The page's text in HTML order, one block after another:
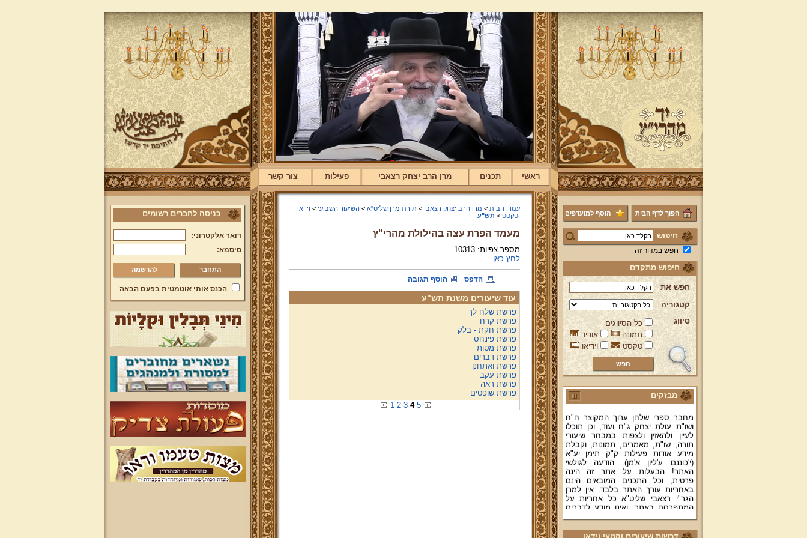
ראשי תכנים מרן הרב יצחק רצאבי פעילות צור קשר
הפוך לדף הבית הוסף למועדפים
חיפוש
חפש במדור זה
חיפוש מתקדם
חפש את
קטגוריה
סיווג
כל הסיווגים
תמונה
אודיו
טקסט
וידיאו
מבזקים
ברוכים הבאים לאתר מהרי"ץ
יד מהרי"ץ - פורטל תורני למורשת יהדות
תימן, האתר הרשמי להנצחת מורשתו
של גאון רבני תימן ותפארתם מהרי"ץ
זצוק"ל. באתר תמצאו גם תכנים תורניים
והלכתיים רבים של מרן הגאון הרב יצחק
רצאבי שליט"א - פוסק עדת תימן,
מחבר ספרי שלחן ערוך המקוצר ח"ח
ושו"ת עולת יצחק ג"ח ועוד, וכן תוכלו
לעיין ולהאזין ולצפות במבחר שיעורי
תורה, שו"ת, מאמרים, תמונות, וקבלת
מידע אודות פעילות ק"ק תימן יע"א
(י'כוננם ע'ליון א'מן). הודעה לגולשי
האתר! הבעלות על אתר זה הינה
פרטית, וכל התכנים המובאים הינם
באחריות עורך האתר בלבד. אין למרן
הגר"י רצאבי שליט"א כל אחריות על
המתפרסם באתר, ואינו מודע לדברים
המפורסמים בו.
קווים לדמותו של מהרי"ץ זצוק"ל
עמוד הבית > מרן הרב יצחק רצאבי > תורת מרן שליט"א > השיעור השבועי > וידאו
וטקסט > תש"ע
מעמד הפרת עצה בהילולת מהרי"ץ
מספר צפיות: 10313
לחץ כאן
הדפס הוסף תגובה
עוד שיעורים משנת תש"ע
פרשת שלח לך
פרשת קרח
פרשת חקת - בלק
פרשת פינחס
פרשת מטות
פרשת דברים
פרשת ואתחנן
פרשת עקב
פרשת ראה
פרשת שופטים
1 2 3 4 5
כניסה לחברים רשומים
דואר אלקטרוני:
סיסמא:
להרשמה
הכנס אותי אוטמטית בפעם הבאה